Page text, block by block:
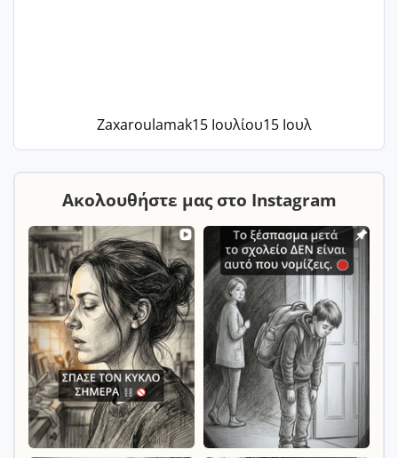
Zaxaroulamak15 Ιουλίου15 Ιουλ
Ακολουθήστε μας στο Instagram